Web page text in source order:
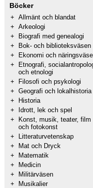
Böcker
+ Allmänt och blandat
+ Arkeologi
+
Biografi med genealogi
+
Bok- och biblioteksväsen
+
Ekonomi och
+
Etnografi,
och etnologi
+
Filosofi och psykologi
+ Geografi och lokalhistoria
+
Historia
+
Idrott, lek och spel
+
Konst, musik, teater, film
och fotokonst
+
Litteraturvetenskap
+
Mat och Dryck
+
Matematik
+
Medicin
+
Militärväsen
+
Musikalier